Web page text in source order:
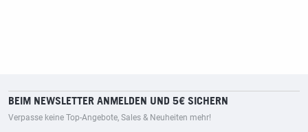
BEIM NEWSLETTER ANMELDEN UND 5€ SICHERN
Verpasse keine Top-Angebote, Sales & Neuheiten mehr!